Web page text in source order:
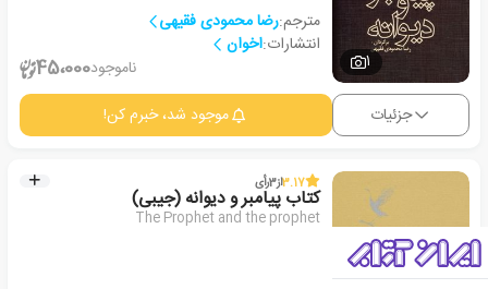
1
مترجم:رضا محمودی فقیهی
انتشارات:اخوان
ناموجود45،000
جزئیات موجود شد، خبرم کن!
3.17از3رأی
کتاب پیامبر و دیوانه (جیبی)
The Prophet and the prophet